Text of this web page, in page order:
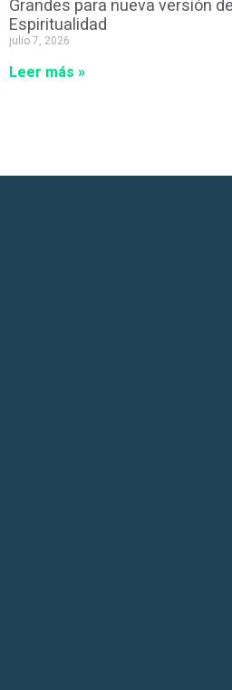
Grandes para nueva versión
Espiritualidad
julio 7, 2026
Leer más »